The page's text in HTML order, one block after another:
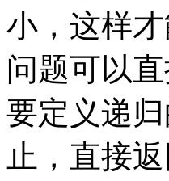
小，这样
问题可以
要定义递归
止，直接返